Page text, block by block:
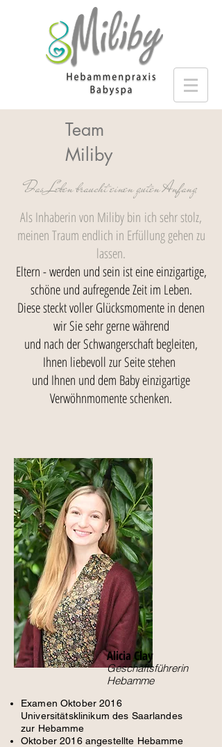
Team
Miliby
Das Leben braucht einen guten Anfang
Als Inhaberin von Miliby bin ich sehr stolz,
meinen Traum endlich in Erfüllung gehen zu
lassen.
Eltern - werden und sein ist eine einzigartige,
schöne und aufregende Zeit im Leben.
Diese steckt voller Glücksmomente in denen
wir Sie sehr gerne während
und nach der Schwangerschaft begleiten,
Ihnen liebevoll zur Seite stehen
und Ihnen und dem Baby einzigartige
Verwöhnmomente schenken.
Alicia Clay
Geschäftsführerin
Hebamme
Examen Oktober 2016
Universitätsklinikum des Saarlandes
zur Hebamme
Oktober 2016 angestellte Hebamme